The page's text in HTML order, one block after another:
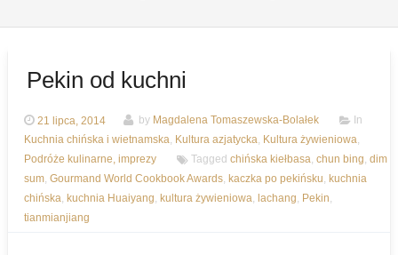
Pekin od kuchni
21 lipca, 2014 by Magdalena Tomaszewska-Bolałek
In
Kuchnia chińska i wietnamska, Kultura azjatycka, Kultura żywieniowa,
Podróże kulinarne, imprezy
Tagged chińska kiełbasa, chun bing, dim
sum, Gourmand World Cookbook Awards, kaczka po pekińsku, kuchnia
chińska, kuchnia Huaiyang, kultura żywieniowa, lachang, Pekin,
tianmianjiang